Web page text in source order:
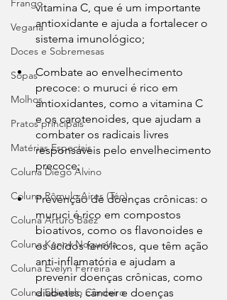
Frango
Vegana
Doces e Sobremesas
Sopas
Molhos
Pratos principais
Matérias Especiais
Coluna Diego Alvino
Coluna Rômulo Aires (Téo)
Coluna Arturo Báez
Coluna Kenny Nogueira
Coluna Evelyn Ferreira
Coluna Edivaldo Cordeiro
vitamina C, que é um importante
antioxidante e ajuda a fortalecer o
sistema imunológico;
Combate ao envelhecimento
precoce: o muruci é rico em
antioxidantes, como a vitamina C
e os carotenoides, que ajudam a
combater os radicais livres
responsáveis pelo envelhecimento
precoce;
Prevenção de doenças crônicas: o
muruci é rico em compostos
bioativos, como os flavonoides e
os ácidos fenólicos, que têm ação
anti-inflamatória e ajudam a
prevenir doenças crônicas, como
diabetes, câncer e doenças